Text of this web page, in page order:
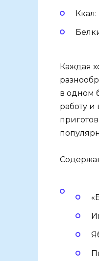
Ккал:
Каждая
в одном
работу и